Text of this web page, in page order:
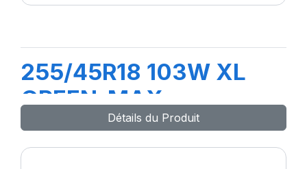
255/45R18 103W XL
GREEN-MAX
Détails du Produit